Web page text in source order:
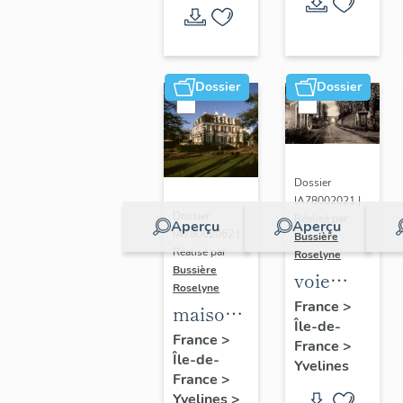
Dossier
Aperçu
IA78002062 |
Réalisé par
Bussière
Roselyne
maison
de
notable,
1 rue
France >
Île-de-
France >
Dossier
Aperçu
Dossier
IA78002021 |
Réalisé par
Bussière
Roselyne
voie
ferrée
de la
ligne
France >
Île-de-
France >
Yvelines